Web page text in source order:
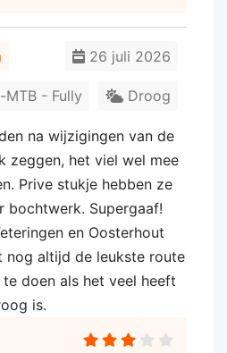
26 juli 2026
Droog
MTB - Fully
na wijzigingen van de
zeggen, het viel wel mee
Prive stukje hebben ze
bochtwerk. Supergaaf!
en Oosterhout
nog altijd de leukste route
doen als het veel heeft
is.